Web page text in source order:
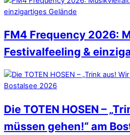
FM4 Frequency 2026:
Festivalfeeling &
Die TOTEN HOSEN –
müssen gehen!“ am